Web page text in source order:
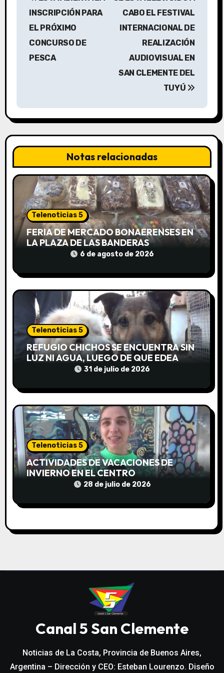
c
i
ó
n
e
e
t
r
a
d
a
INSCRIPCIÓN PARA
EL PRÓXIMO
CONCURSO DE
PESCA
CABO EL FESTIVAL
INTERNACIONAL DE
REALIZACIÓN
AUDIOVISUAL EN
SAN CLEMENTE DEL
TUYÚ
Notas relacionadas
Telenoticias 5
FERIA DE MERCADO BONAERENSES EN
LA PLAZA DE LAS BANDERAS
6 de agosto de 2026
Telenoticias 5
REFUGIO CHICHOS SE ENCUENTRA SIN
LUZ NI AGUA, LUEGO DE QUE EDEA
CORTARA EL SUMINISTRO SIN AVISO
31 de julio de 2026
Telenoticias 5
ACTIVIDADES DE VACACIONES DE
INVIERNO EN EL CENTRO
COMUNITARIO EL TALA
28 de julio de 2026
Canal 5 San Clemente
Noticias de La Costa, Provincia de Buenos Aires,
Argentina – Dirección y CEO: Esteban Lourenzo. Diseño